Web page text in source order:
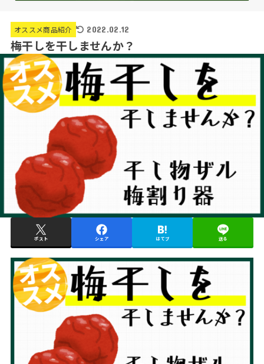
オススメ商品紹介 2022.02.12
梅干しを干しませんか？
ポスト シェア はてブ 送る